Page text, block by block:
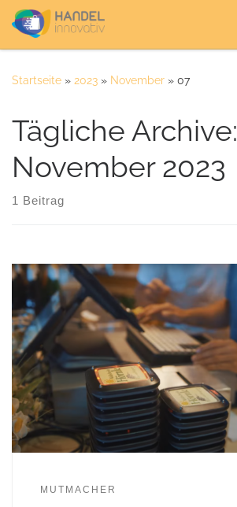
Zum Inhalt springen
Startseite » 2023 » November » 07
Tägliche Archive:
November 2023
1 Beitrag
MUTMACHER